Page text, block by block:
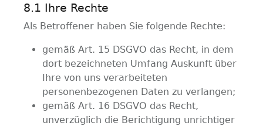
8.1 Ihre Rechte
Als Betroffener haben Sie folgende Rechte:
gemäß Art. 15 DSGVO das Recht, in dem
dort bezeichneten Umfang Auskunft über
Ihre von uns verarbeiteten
personenbezogenen Daten zu verlangen;
gemäß Art. 16 DSGVO das Recht,
unverzüglich die Berichtigung unrichtiger